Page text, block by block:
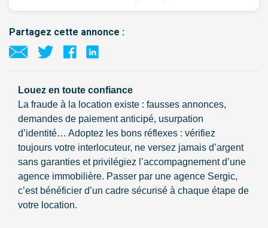
Partagez cette annonce :
Louez en toute confiance
La fraude à la location existe : fausses annonces,
demandes de paiement anticipé, usurpation
d’identité… Adoptez les bons réflexes : vérifiez
toujours votre interlocuteur, ne versez jamais d’argent
sans garanties et privilégiez l’accompagnement d’une
agence immobilière. Passer par une agence Sergic,
c’est bénéficier d’un cadre sécurisé à chaque étape de
votre location.